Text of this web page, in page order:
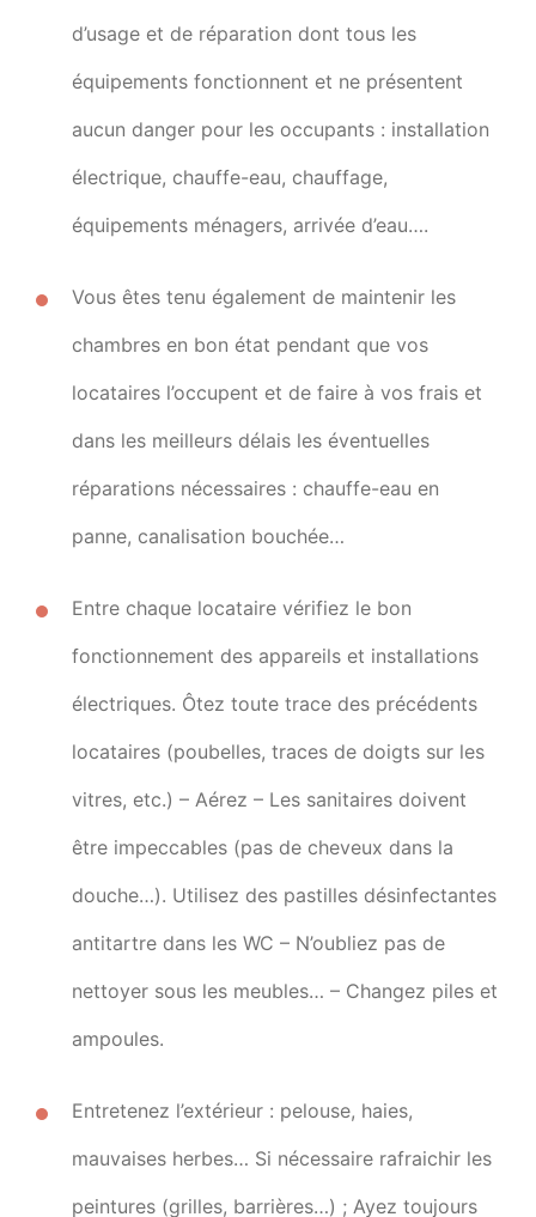
d’usage et de réparation dont tous les
équipements fonctionnent et ne présentent
aucun danger pour les occupants : installation
électrique, chauffe-eau, chauffage,
équipements ménagers, arrivée d’eau….
Vous êtes tenu également de maintenir les
chambres en bon état pendant que vos
locataires l’occupent et de faire à vos frais et
dans les meilleurs délais les éventuelles
réparations nécessaires : chauffe-eau en
panne, canalisation bouchée…
Entre chaque locataire vérifiez le bon
fonctionnement des appareils et installations
électriques. Ôtez toute trace des précédents
locataires (poubelles, traces de doigts sur les
vitres, etc.) – Aérez – Les sanitaires doivent
être impeccables (pas de cheveux dans la
douche…). Utilisez des pastilles désinfectantes
antitartre dans les WC – N’oubliez pas de
nettoyer sous les meubles… – Changez piles et
ampoules.
Entretenez l’extérieur : pelouse, haies,
mauvaises herbes… Si nécessaire rafraichir les
peintures (grilles, barrières…) ; Ayez toujours